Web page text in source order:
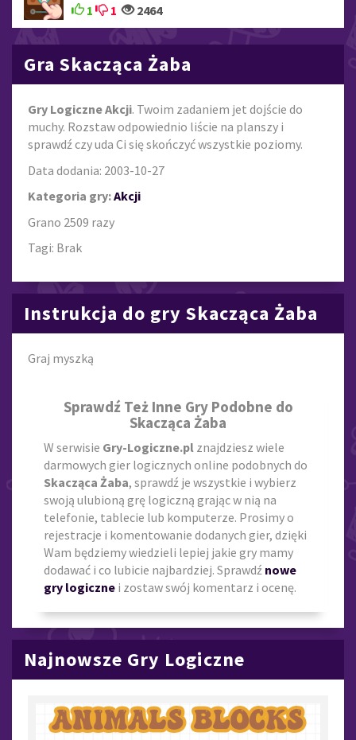
1 1 2464
Gra Skacząca Żaba
Gry Logiczne Akcji. Twoim zadaniem jet dojście do
muchy. Rozstaw odpowiednio liście na planszy i
sprawdź czy uda Ci się skończyć wszystkie poziomy.
Data dodania: 2003-10-27
Kategoria gry:Akcji
Grano 2509 razy
Tagi: Brak
Instrukcja do gry Skacząca Żaba
Graj myszką
Sprawdź Też Inne Gry Podobne do
Skacząca Żaba
W serwisie Gry-Logiczne.pl znajdziesz wiele
darmowych gier logicznych online podobnych do
Skacząca Żaba, sprawdź je wszystkie i wybierz
swoją ulubioną grę logiczną grając w nią na
telefonie, tablecie lub komputerze. Prosimy o
rejestracje i komentowanie dodanych gier, dzięki
Wam będziemy wiedzieli lepiej jakie gry mamy
dodawać i co lubicie najbardziej. Sprawdź nowe
gry logiczne i zostaw swój komentarz i ocenę.
Najnowsze Gry Logiczne